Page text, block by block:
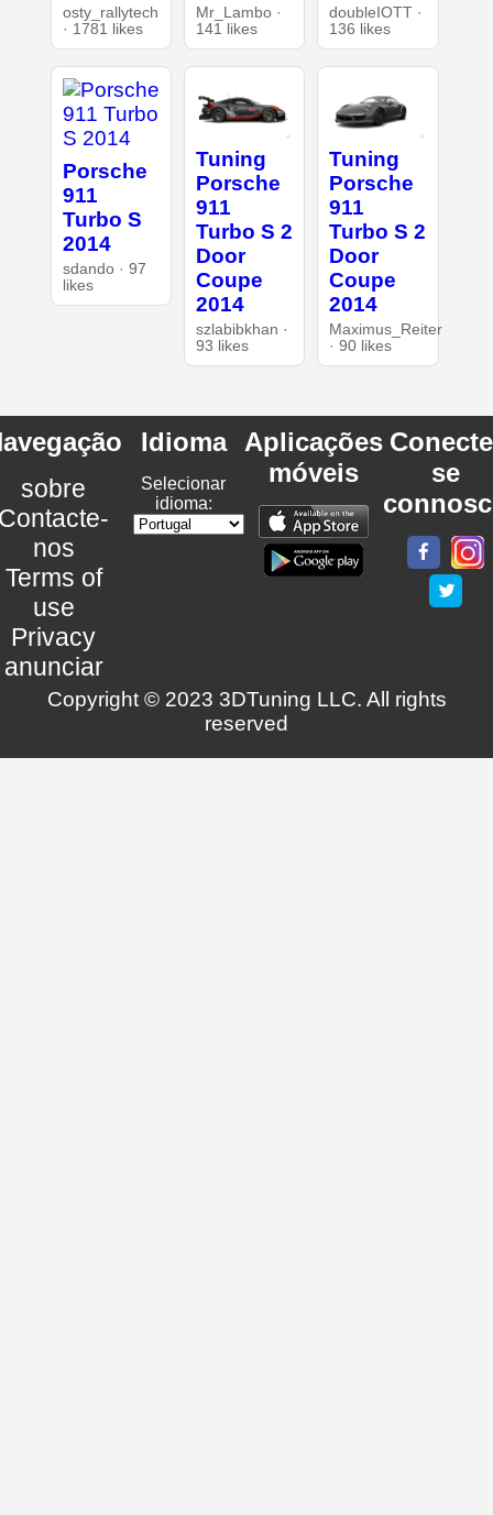
osty_rallytech
· 1781 likes
Mr_Lambo ·
141 likes
doubleIOTT ·
136 likes
Porsche
911
Turbo S
2014
sdando · 97
likes
Tuning
Porsche
911
Turbo S 2
Door
Coupe
2014
szlabibkhan ·
93 likes
Tuning
Porsche
911
Turbo S 2
Door
Coupe
2014
Maximus_Reiter
· 90 likes
sobre
nos
Terms of
use
Privacy
anunciar
Idioma
Selecionar
idioma:
Aplicações
móveis
se
Copyright © 2023 3DTuning LLC. All rights
reserved